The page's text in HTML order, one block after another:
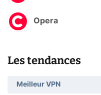
Opera
Les tendances
Meilleur VPN